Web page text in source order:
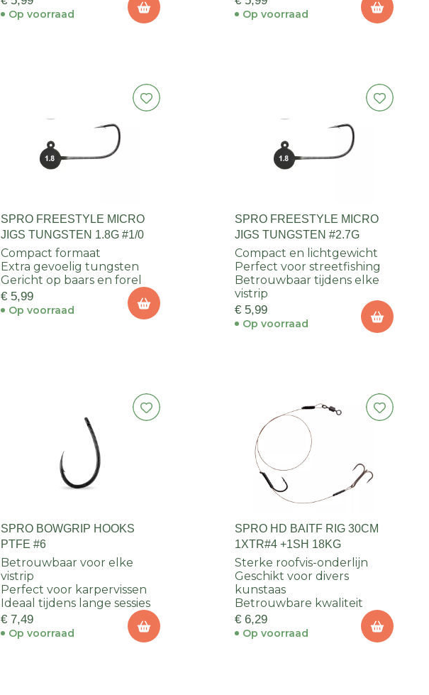
Op voorraad Op voorraad
SPRO FREESTYLE MICRO
JIGS TUNGSTEN 1.8G #1/0
Compact formaat
Extra gevoelig tungsten
Gericht op baars en forel
€ 5,99
Op voorraad
SPRO FREESTYLE MICRO
JIGS TUNGSTEN #2.7G
Compact en lichtgewicht
Perfect voor streetfishing
Betrouwbaar tijdens elke
vistrip
€ 5,99
Op voorraad
SPRO BOWGRIP HOOKS
PTFE #6
Betrouwbaar voor elke
vistrip
Perfect voor karpervissen
Ideaal tijdens lange sessies
€ 7,49
Op voorraad
SPRO HD BAITF RIG 30CM
1XTR#4 +1SH 18KG
Sterke roofvis-onderlijn
Geschikt voor divers
kunstaas
Betrouwbare kwaliteit
€ 6,29
Op voorraad